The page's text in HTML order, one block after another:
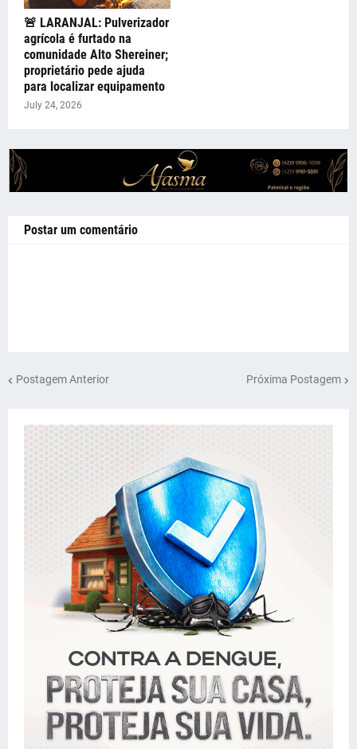
🚨 LARANJAL: Pulverizador
agrícola é furtado na
comunidade Alto Shereiner;
proprietário pede ajuda
para localizar equipamento
July 24, 2026
Postar um comentário
Postagem Anterior Próxima Postagem